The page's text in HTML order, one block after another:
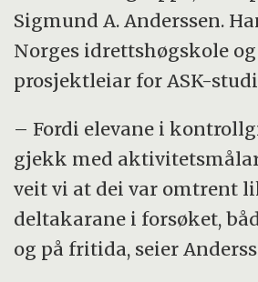
Sigmund A. Anderssen.
Norges idrettshøgskole
prosjektleiar for ASK-
– Fordi elevane i
gjekk med
veit vi at dei var omtrent
deltakarane i forsøket,
og på fritida, seier